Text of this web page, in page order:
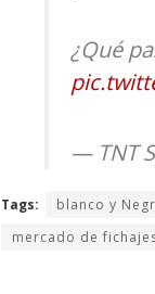
¿Qué
— TNT
Tags: blanco y
mercado de